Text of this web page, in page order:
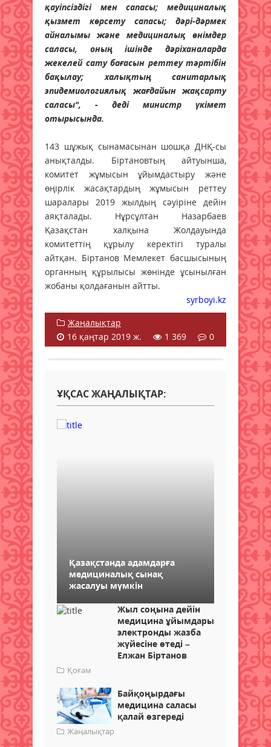
қауіпсіздігі мен сапасы; медициналық
қызмет көрсету сапасы; дәрі-дәрмек
айналымы және медициналық өнімдер
саласы, оның ішінде дәріханаларда
жекелей сату бағасын реттеу тәртібін
бақылау; халықтың санитарлық
эпидемиологиялық жағдайын жақсарту
саласы", - деді министр үкімет
отырысында.
143 шұжық сынамасынан шошқа ДНҚ-сы
анықталды. Біртановтың айтуынша,
комитет жұмысын ұйымдастыру және
өңірлік жасақтардың жұмысын реттеу
шаралары 2019 жылдың сәуіріне дейін
аяқталады. Нұрсұлтан Назарбаев
Қазақстан халқына Жолдауында
комитеттің құрылу керектігі туралы
айтқан. Біртанов Мемлекет басшысының
органның құрылысы жөнінде ұсынылған
жобаны қолдағанын айтты.
syrboyi.kz
Жаңалықтар
16 қаңтар 2019 ж.
1 369 0
ҰҚСАС ЖАҢАЛЫҚТАР:
Қазақстанда адамдарға
медициналық сынақ
жасалуы мүмкін
Жыл соңына дейін
медицина ұйымдары
электронды жазба
жүйесіне өтеді –
Елжан Біртанов
Қоғам
Байқоңырдағы
медицина саласы
қалай өзгереді
Жаңалықтар